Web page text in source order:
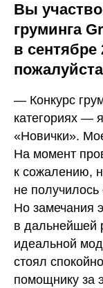
Вы
груминга
в сентябре
— Конкурс
категориях —
«Новички».
На момент
к сожалению,
не получилось
Но замечания
в дальнейшей
идеальной
стоял
помощнику за